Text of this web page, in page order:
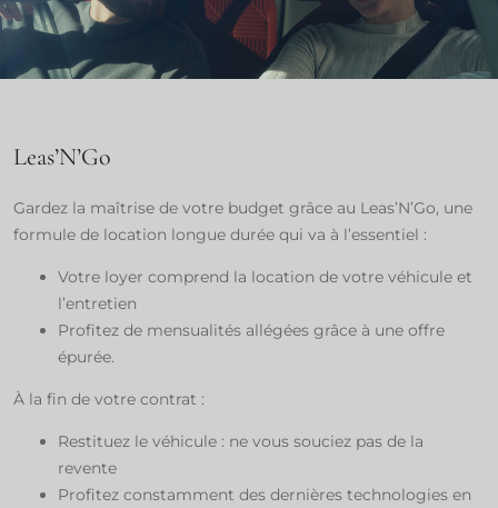
Leas’N’Go​
Gardez la maîtrise de votre budget grâce au Leas’N’Go, une
formule de location longue durée qui va à l’essentiel : ​
Votre loyer comprend la location de votre véhicule et
l’entretien
Profitez de mensualités allégées grâce à une offre
épurée.​
À la fin de votre contrat : ​
Restituez le véhicule : ne vous souciez pas de la
revente
​Profitez constamment des dernières technologies en